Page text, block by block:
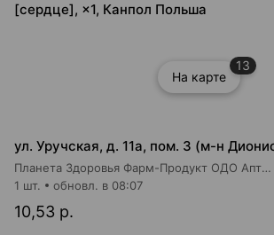
[сердце], ×1, Канпол Польша
На карте
13
ул. Уручская, д. 11а, пом. 3 (м-н
Планета Здоровья Фарм-Продукт ОДО Аптека №4
10,53 р.
1 шт. обновл. в 08:07